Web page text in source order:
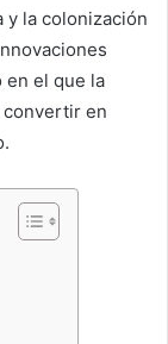
y la colonización
en el que la
convertir en